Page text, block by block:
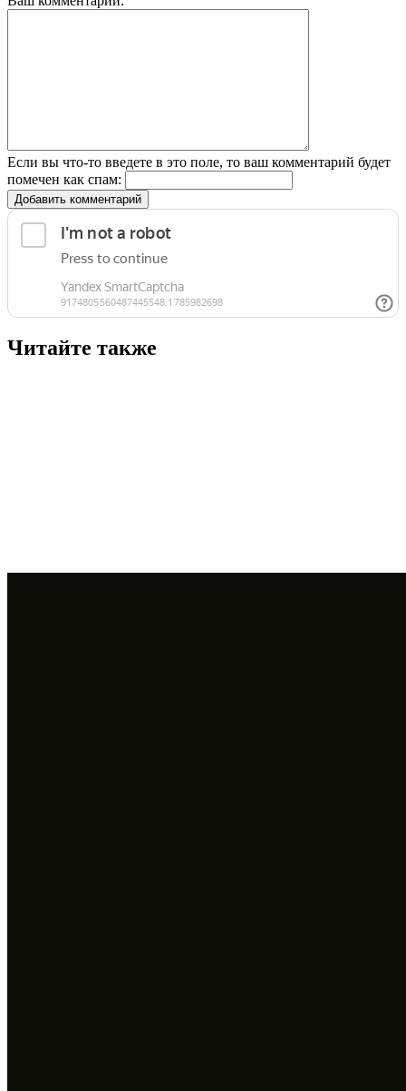
Если вы что-то введете в это поле, то ваш комментарий будет
помечен как спам:
Добавить комментарий
Читайте также